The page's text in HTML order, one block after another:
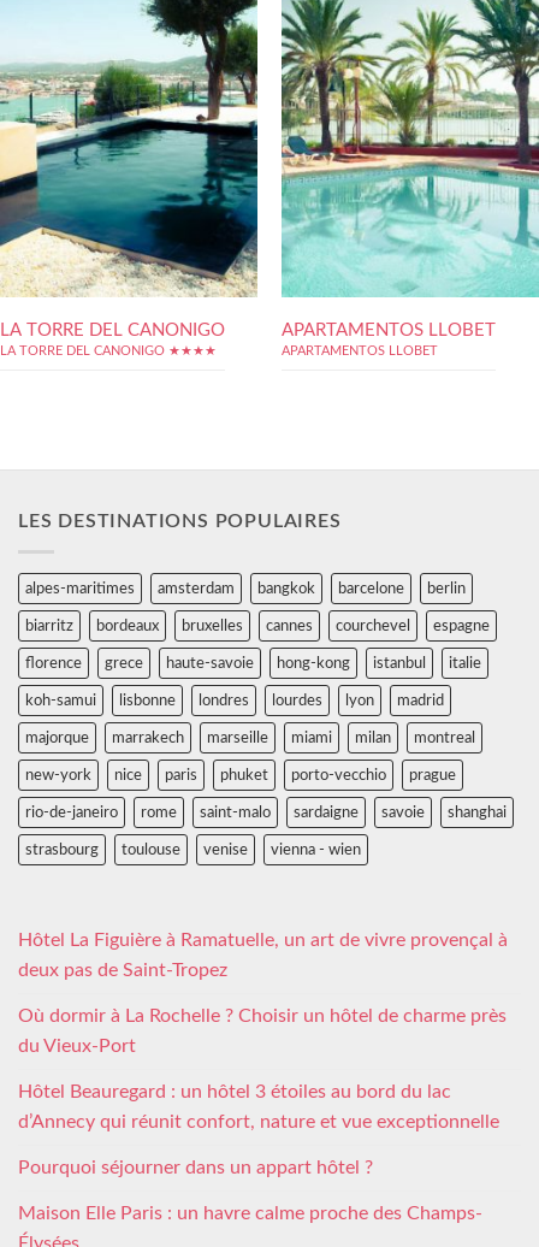
LA TORRE DEL CANONIGO
LA TORRE DEL CANONIGO ★★★★
APARTAMENTOS LLOBET
APARTAMENTOS LLOBET
LES DESTINATIONS POPULAIRES
alpes-maritimes amsterdam bangkok barcelone berlin
biarritz bordeaux bruxelles cannes courchevel espagne
florence grece haute-savoie hong-kong istanbul italie
koh-samui lisbonne londres lourdes lyon madrid
majorque marrakech marseille miami milan montreal
new-york nice paris phuket porto-vecchio prague
rio-de-janeiro rome saint-malo sardaigne savoie shanghai
strasbourg toulouse venise vienna - wien
Hôtel La Figuière à Ramatuelle, un art de vivre provençal à
deux pas de Saint-Tropez
Où dormir à La Rochelle ? Choisir un hôtel de charme près
du Vieux-Port
Hôtel Beauregard : un hôtel 3 étoiles au bord du lac
d’Annecy qui réunit confort, nature et vue exceptionnelle
Pourquoi séjourner dans un appart hôtel ?
Maison Elle Paris : un havre calme proche des Champs-